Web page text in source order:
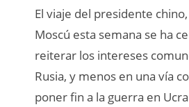
El viaje del presidente chino,
Moscú esta semana se ha
reiterar los intereses
Rusia, y menos en una vía
poner fin a la guerra en